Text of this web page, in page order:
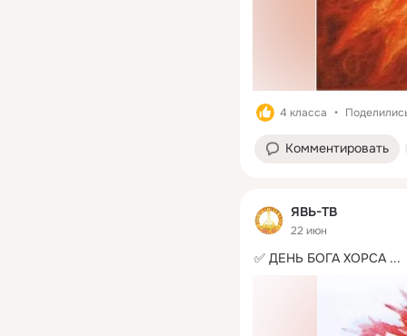
4 класса
Комментировать
ЯВЬ-ТВ
22 июн
✅ ДЕНЬ БОГА ХОРСА ...